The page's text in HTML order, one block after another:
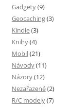
Gadgety(9)
Geocaching(3)
Kindle(3)
Knihy(4)
Mobil(21)
Návody(11)
Názory(12)
Nezařazené(2)
R/C modely(7)